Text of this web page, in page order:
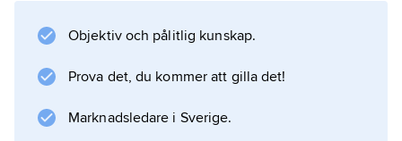
med biflöden.
Förutom i USA finns malmtypen i bl.a. Irland,
södra Polen, östra delen av Alperna och i
Nordafrika. Malmerna bildas av varma (100–
Objektiv och pålitlig kunskap.
Prova det, du kommer att gilla det!
Marknadsledare i Sverige.